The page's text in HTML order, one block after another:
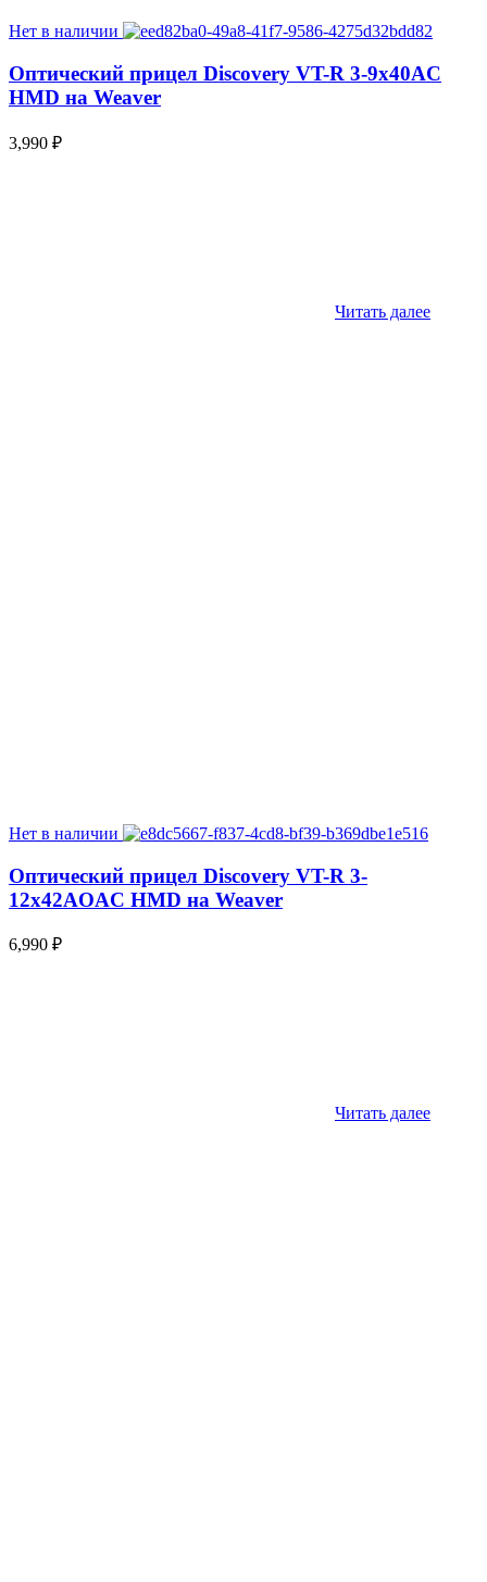
Нет в наличии
Оптический прицел Discovery VT-R 3-9x40AC
HMD на Weaver
3,990 ₽
Читать далее
Нет в наличии
Оптический прицел Discovery VT-R 3-
12x42AOAC HMD на Weaver
6,990 ₽
Читать далее